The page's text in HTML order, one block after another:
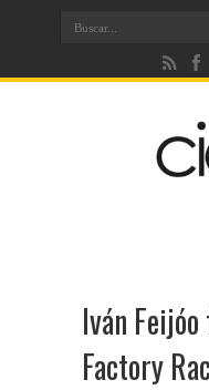
Iván
Factory